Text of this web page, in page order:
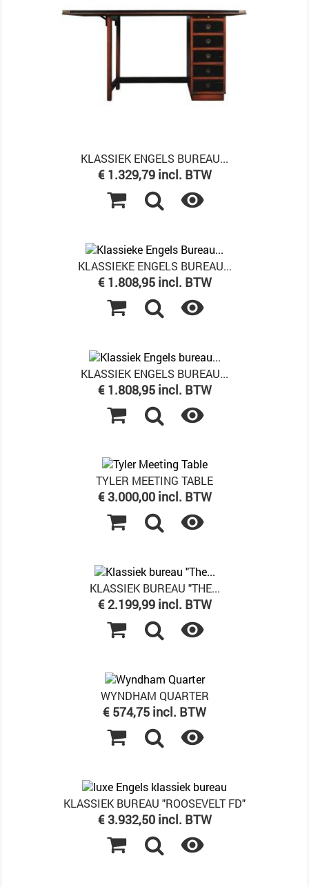
KLASSIEK ENGELS BUREAU...
Prijs
€ 1.329,79 incl. BTW

KLASSIEKE ENGELS BUREAU...
Prijs
€ 1.808,95 incl. BTW

KLASSIEK ENGELS BUREAU...
Prijs
€ 1.808,95 incl. BTW

TYLER MEETING TABLE
Prijs
€ 3.000,00 incl. BTW

KLASSIEK BUREAU "THE...
Prijs
€ 2.199,99 incl. BTW

WYNDHAM QUARTER
Prijs
€ 574,75 incl. BTW

KLASSIEK BUREAU "ROOSEVELT FD"
Prijs
€ 3.932,50 incl. BTW
